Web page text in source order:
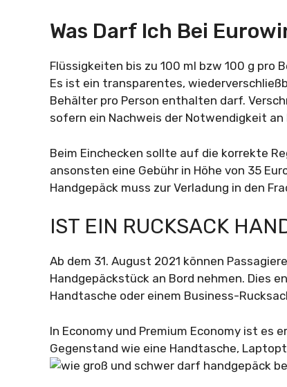
Was Darf Ich Bei
Flüssigkeiten bis zu 100 ml bzw 100 g pro
Es ist ein transparentes,
Behälter pro Person enthalten darf.
sofern ein Nachweis der Notwendigkeit
Beim Einchecken sollte auf die korrekte
ansonsten eine Gebühr in Höhe von 35
Handgepäck muss zur Verladung in den
IST EIN RUCKSACK
Ab dem 31. August 2021 können
Handgepäckstück an Bord nehmen. Dies
Handtasche oder einem Business-
In Economy und Premium Economy ist es
Gegenstand wie eine Handtasche,